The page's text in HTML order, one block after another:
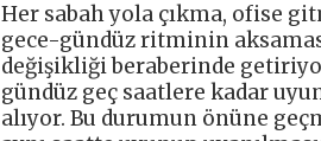
Her sabah yola çıkma, ofise
gece-gündüz ritminin
değişikliği beraberinde
gündüz geç saatlere kadar
alıyor. Bu durumun önüne